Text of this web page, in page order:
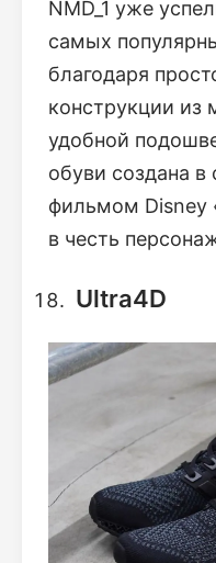
NMD_1 уже
самых
благодаря
конструкции из
удобной
обуви создана в
фильмом Disney
в честь
Ultra4D